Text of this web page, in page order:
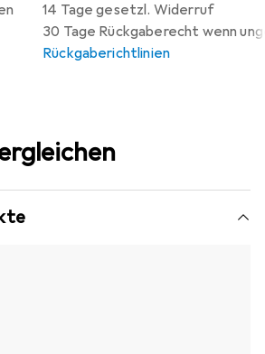
14 Tage gesetzl. Widerruf
30 Tage Rückgaberecht wenn
Rückgaberichtlinien